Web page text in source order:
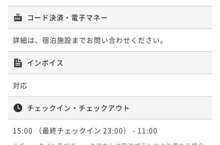
コード決済・電子マネー
詳細は、宿泊施設までお問い合わせください。
インボイス
対応
チェックイン・チェックアウト
15:00 （最終チェックイン 23:00） - 11:00